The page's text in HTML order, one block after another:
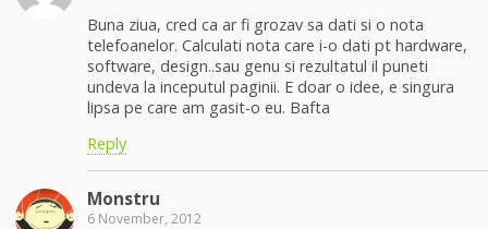
Buna ziua, cred ca ar fi grozav sa dati si o nota
telefoanelor. Calculati nota care i-o dati pt hardware,
software, design..sau genu si rezultatul il puneti
undeva la inceputul paginii. E doar o idee, e singura
lipsa pe care am gasit-o eu. Bafta
Reply
Monstru
6 November, 2012